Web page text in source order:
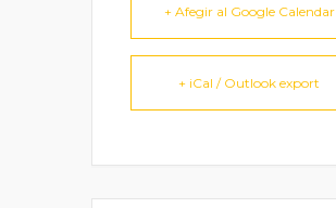
+ Afegir al Google Calendar
+ iCal / Outlook export